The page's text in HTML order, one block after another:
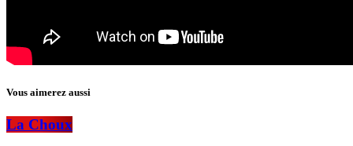
Vous aimerez aussi
La Choux